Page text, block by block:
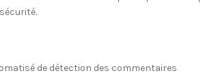
de détection des commentaires